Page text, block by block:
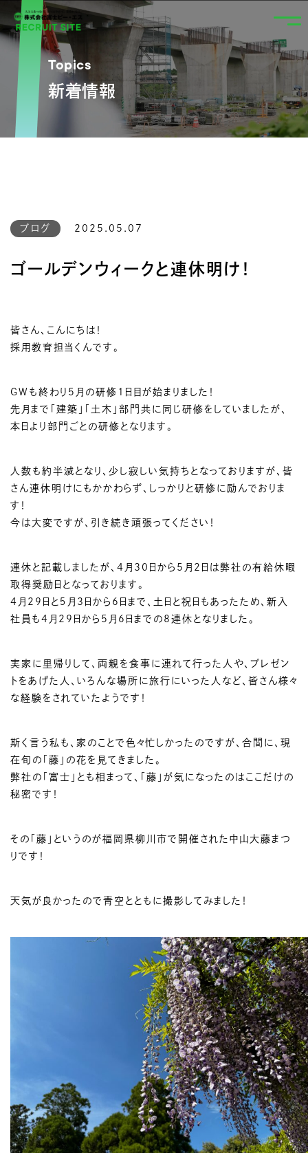
Topics
新着情報
ブログ 2025.05.07
ゴールデンウィークと連休明け！
皆さん、こんにちは！
採用教育担当くんです。
GWも終わり5月の研修1日目が始まりました！
先月まで「建築」「土木」部門共に同じ研修をしていましたが、
本日より部門ごとの研修となります。
人数も約半減となり、少し寂しい気持ちとなっておりますが、皆
さん連休明けにもかかわらず、しっかりと研修に励んでおりま
す！
今は大変ですが、引き続き頑張ってください！
連休と記載しましたが、4月30日から5月2日は弊社の有給休暇
取得奨励日となっております。
4月29日と５月3日から6日まで、土日と祝日もあったため、新入
社員も4月29日から5月6日までの8連休となりました。
実家に里帰りして、両親を食事に連れて行った人や、プレゼン
トをあげた人、いろんな場所に旅行にいった人など、皆さん様々
な経験をされていたようです！
斯く言う私も、家のことで色々忙しかったのですが、合間に、現
在旬の「藤」の花を見てきました。
弊社の「富士」とも相まって、「藤」が気になったのはここだけの
秘密です！
その「藤」というのが福岡県柳川市で開催された中山大藤まつ
りです！
天気が良かったので青空とともに撮影してみました！